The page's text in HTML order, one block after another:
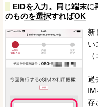
EIDを入力。同じ端末に
のものを選択すればOK
新
い
過
存